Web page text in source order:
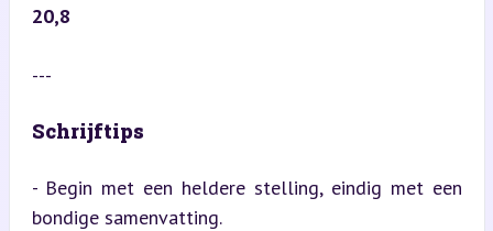
20,8
---
Schrijftips
- Begin met een heldere stelling, eindig met een
bondige samenvatting.